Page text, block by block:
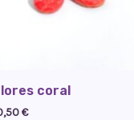
coral
€